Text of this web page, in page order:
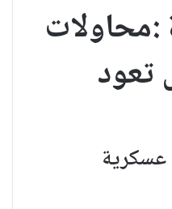
:محاولات
عسكرية